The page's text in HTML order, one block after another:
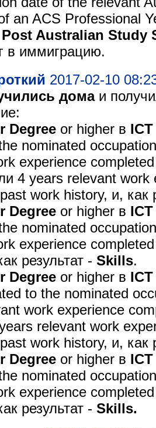
an ACS Professional
Post Australian Study
в иммиграцию.
2017-02-10
домаи
Degree or higher в
nominated
experience
4 years relevant work
work history, и, как
Degree or higher в
nominated
experience
результат - Skills.
Degree or higher в
to the nominated
work experience
relevant work
work history, и, как
Degree or higher в
nominated
experience
результат - Skills.